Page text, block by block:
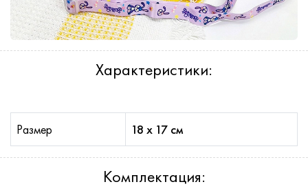
Характеристики:
Размер 18 х 17 см
Комплектация: